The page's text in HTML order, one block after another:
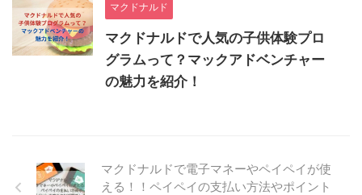
マクドナルド
マクドナルドで人気の子供体験プロ
グラムって？マックアドベンチャー
の魅力を紹介！
マクドナルドで電子マネーやペイペイが使
える！！ペイペイの支払い方法やポイント